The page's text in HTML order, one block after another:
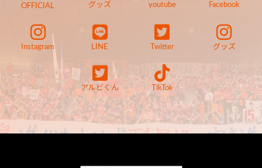
OFFICIAL グッズ youtube Facebook
Instagram LINE Twitter グッズ
アルビくん TikTok